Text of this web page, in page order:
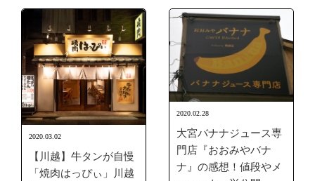
2020.03.02
【川越】牛タンが自慢
「焼肉はっぴぃ」川越
2020.02.28
大宮バナナジュース専
門店『おおみやバナ
ナ』の感想！値段やメ